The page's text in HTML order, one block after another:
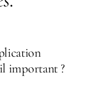
important ?